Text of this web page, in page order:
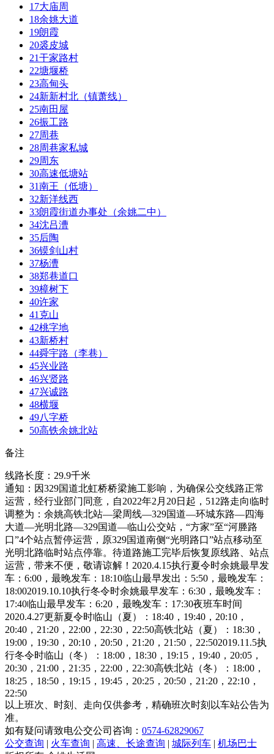
17大庙周
18余姚大道
19朗霞
20裘皮城
21干家路村
22塘堰桥
23高甸头
24新新村北（镇萧线）
25南田屋
26振工路
27周巷
28周巷家私城
29周东
30高速低塘站
31南王（低塘）
32新洋线西
33朗霞街道办事处（余姚二中）
34沈吕漕
35后陶
36镆剑山村
37杨漕
38郑巷道口
39樟树下
40许家
41 克山
42桃字地
43新桥村
44舜宇路（李巷）
45兴业路
46兴贤路
47兴诚路
48横堰
49八字桥
50高铁余姚北站
备注
线路长度：29.9千米
通知：因329国道北虹桥桥梁施工影响，为确保公交线路正常
运营，经行业部门同意，自2022年2月20日起，512路走向临时
调整为：余姚高铁北站—梁周线—329国道—环城东路—四海
大道—光明北路—329国道—临山公交站，“方家”至“河塍路
口”4个站点暂停运营，原329国道南侧“光明路口”站点移动至
光明北路临时站点停靠。待道路施工完毕后恢复原线路、站点
运营，带来不便，敬请谅解！2020.4.15执行夏令时余姚最早发
车：6:00，最晚发车：18:10临山最早发出：5:50，最晚发车：
18:002019.10.10执行冬令时余姚最早发车：6:30，最晚发车：
17:40临山最早发车：6:20，最晚发车：17:30夜班车时间
2020.4.27更新夏令时临山（夏）：18:40，19:40，20:10，
20:40，21:20，22:00，22:30，22:50高铁北站（夏）：18:30，
19:00，19:30，20:10，20:50，21:20，21:50，22:502019.11.5执
行冬令时临山（冬）：18:00，18:30，19:15，19:40，20:05，
20:30，21:00，21:35，22:00，22:30高铁北站（冬）：18:00，
18:25，18:50，19:15，19:45，20:25，20:50，21:20，22:10，
22:50
以上班次、时刻、走向仅供参考，精确班次时刻以车站公告为
准。
如有疑问请致电公交公司咨询： 0574-62829067
公交查询 | 火车查询 | 高速、长途查询 | 城际列车 | 机场巴士